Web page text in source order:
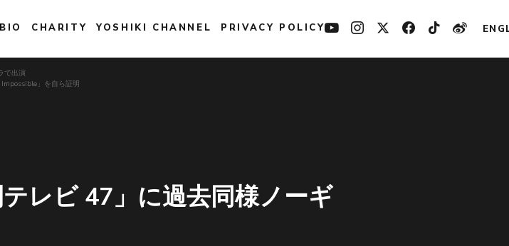
BIO CHARITY YOSHIKI CHANNEL PRIVACY POLICY
で出演
」を自ら証明
レビ 47」に過去同様ノーギ